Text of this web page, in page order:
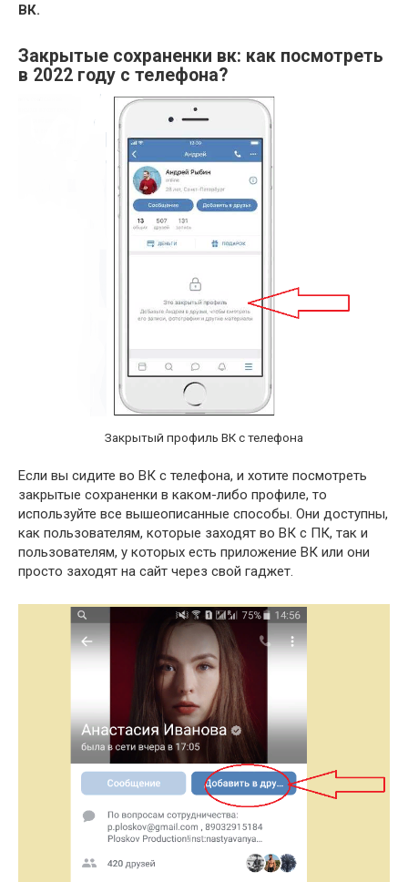
ВК.
Закрытые сохраненки вк: как посмотреть
в 2022 году с телефона?
Закрытый профиль ВК с телефона
Если вы сидите во ВК с телефона, и хотите посмотреть
закрытые сохраненки в каком-либо профиле, то
используйте все вышеописанные способы. Они доступны,
как пользователям, которые заходят во ВК с ПК, так и
пользователям, у которых есть приложение ВК или они
просто заходят на сайт через свой гаджет.